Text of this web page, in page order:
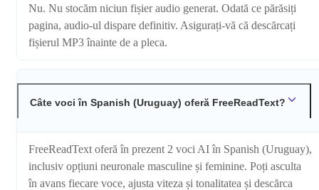
Nu. Nu stocăm niciun fișier audio generat. Odată ce părăsiți
pagina, audio-ul dispare definitiv. Asigurați-vă că descărcați
fișierul MP3 înainte de a pleca.
Câte voci în Spanish (Uruguay) oferă FreeReadText?
FreeReadText oferă în prezent 2 voci AI în Spanish (Uruguay),
inclusiv opțiuni neuronale masculine și feminine. Poți asculta
în avans fiecare voce, ajusta viteza și tonalitatea și descărca